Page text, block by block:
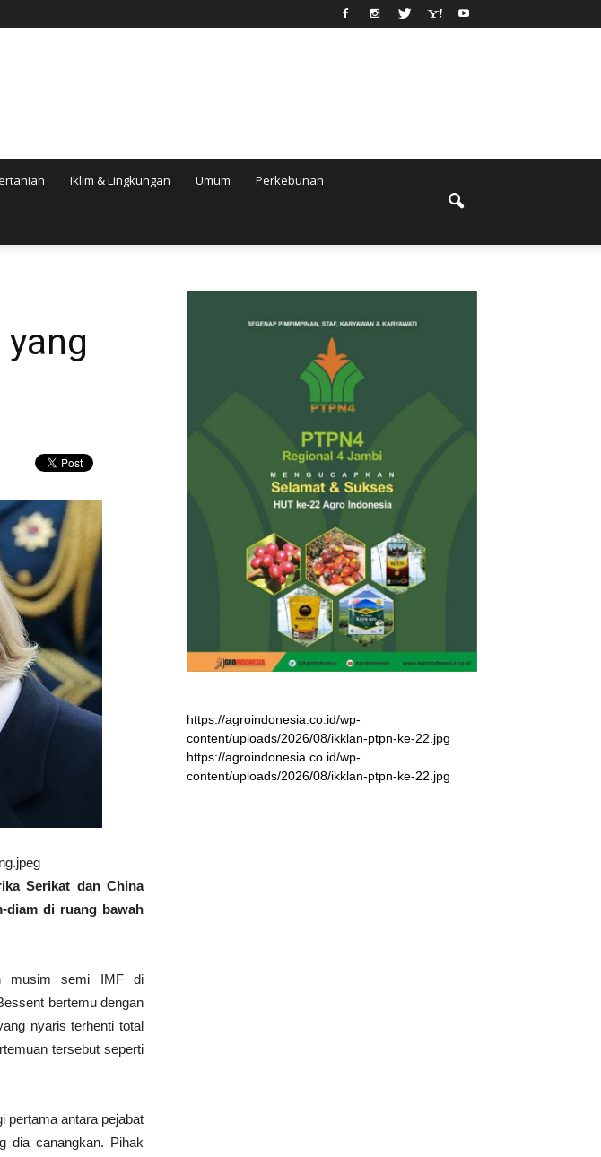
Iklim & Lingkungan Umum Perkebunan
Serikat dan China
diam di ruang bawah
musim semi IMF di
bertemu dengan
nyaris terhenti total
tersebut seperti
pertama antara pejabat
dia canangkan. Pihak
https://agroindonesia.co.id/wp-
content/uploads/2026/08/ikklan-ptpn-ke-22.jpg
https://agroindonesia.co.id/wp-
content/uploads/2026/08/ikklan-ptpn-ke-22.jpg